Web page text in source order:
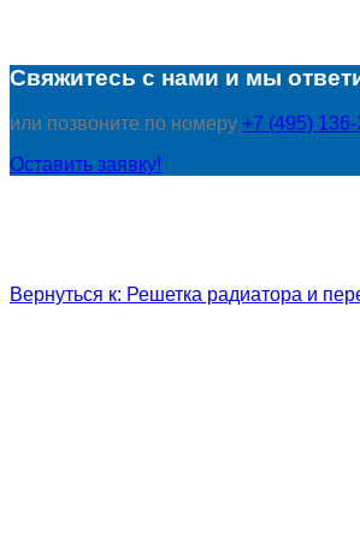
Свяжитесь с нами и мы
или позвоните по номеру +7 (495)
Оставить заявку!
Вернуться к: Решетка радиатора и